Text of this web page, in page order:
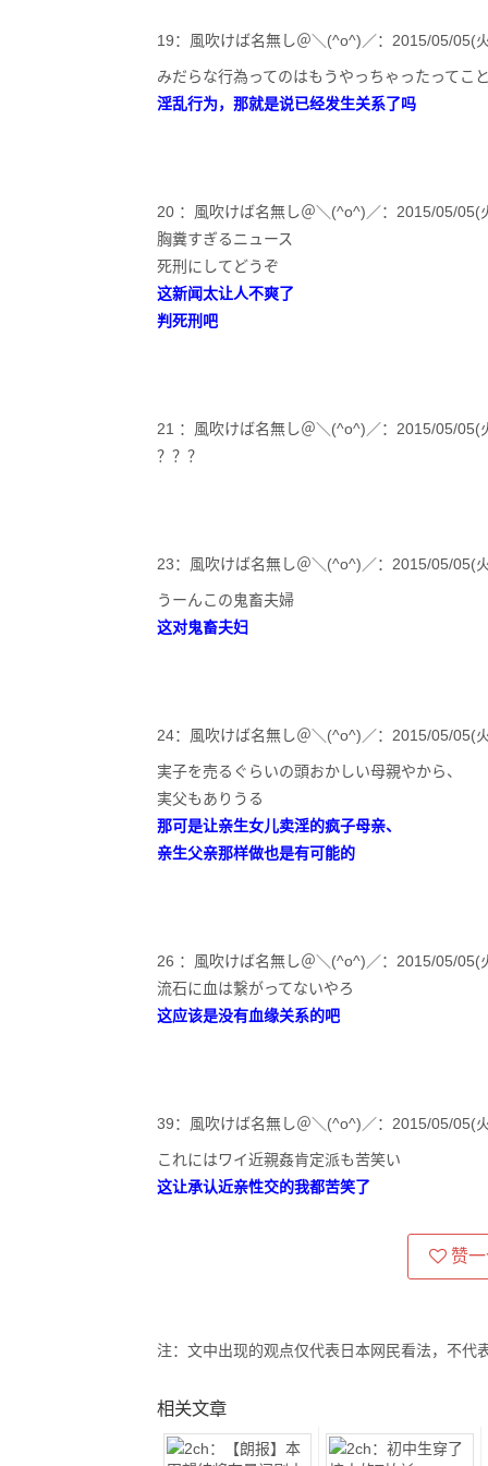
19：風吹けば名無し＠＼(^o^)／：2015/05/05(
みだらな行為ってのはもうやっちゃったってこ
淫乱行为，那就是说已经发生关系了吗
20 ：風吹けば名無し＠＼(^o^)／：2015/05/
胸糞すぎるニュース
死刑にしてどうぞ
这新闻太让人不爽了
判死刑吧
21 ：風吹けば名無し＠＼(^o^)／：2015/05/
？？？
23：風吹けば名無し＠＼(^o^)／：2015/05/05(
うーんこの鬼畜夫婦
这对鬼畜夫妇
24：風吹けば名無し＠＼(^o^)／：2015/05/05(
実子を売るぐらいの頭おかしい母親やから、
実父もありうる
那可是让亲生女儿卖淫的疯子母亲、
亲生父亲那样做也是有可能的
26 ：風吹けば名無し＠＼(^o^)／：2015/05/
流石に血は繋がってないやろ
这应该是没有血缘关系的吧
39：風吹けば名無し＠＼(^o^)／：2015/05/05(
これにはワイ近親姦肯定派も苦笑い
这让承认近亲性交的我都苦笑了
赞
注：文中出现的观点仅代表日本网民看法，不代
相关文章